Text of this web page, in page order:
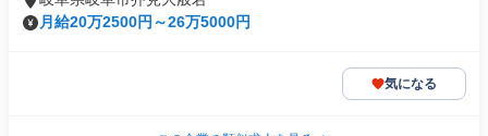
月給20万2500円～26万5000円
気になる